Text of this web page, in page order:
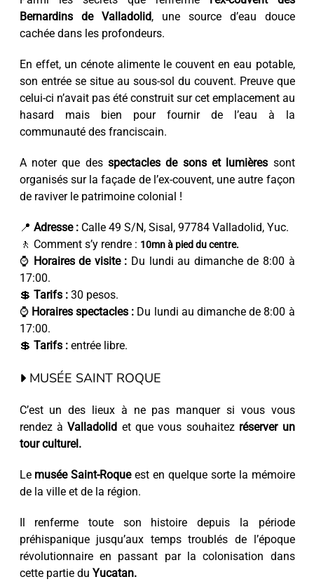
Bernardins de Valladolid, une source d’eau douce
cachée dans les profondeurs.
En effet, un cénote alimente le couvent en eau potable,
son entrée se situe au sous-sol du couvent. Preuve que
celui-ci n’avait pas été construit sur cet emplacement au
hasard mais bien pour fournir de l’eau à la
communauté des franciscain.
A noter que des spectacles de sons et lumières sont
organisés sur la façade de l’ex-couvent, une autre façon
de raviver le patrimoine colonial !
📍 Adresse :Calle 49 S/N, Sisal, 97784 Valladolid, Yuc.
🚶 Comment s’y rendre : 10mn à pied du centre.
⌚ Horaires de visite : Du lundi au dimanche de 8:00 à
17:00.
💲 Tarifs :30 pesos.
⌚ Horaires spectacles : Du lundi au dimanche de 8:00 à
17:00.
💲 Tarifs :entrée libre.
MUSÉE SAINT ROQUE
C’est un des lieux à ne pas manquer si vous vous
rendez àValladolid et que vous souhaitez réserver un
tour culturel.
Le musée Saint-Roqueest en quelque sorte la mémoire
de la ville et de la région.
Il renferme toute son histoire depuis la période
préhispanique jusqu’aux temps troublés de l’époque
révolutionnaire en passant par la colonisation dans
cette partie du Yucatan.